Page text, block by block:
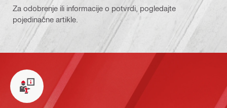
Za odobrenje ili informacije o potvrdi, pogledajte
pojedinačne artikle.